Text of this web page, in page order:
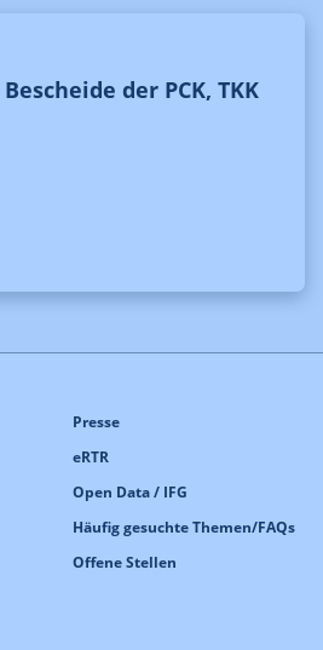
der PCK, TKK
Presse
eRTR
Open Data / IFG
Häufig gesuchte Themen/FAQs
Offene Stellen